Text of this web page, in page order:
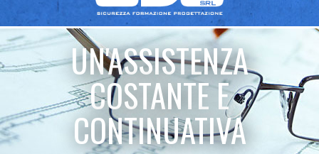
UN'ASSISTENZA
COSTANTE E
CONTINUATIVA